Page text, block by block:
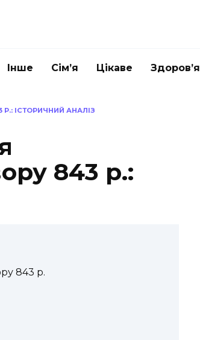
Інше Сім’я Цікаве Здоров’я
ІСТОРИЧНИЙ АНАЛІЗ
843 р.:
843 р.